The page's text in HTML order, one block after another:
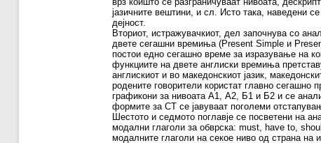
јазичните вештини, и сл. Исто така, наведени
дејност.
Вториот, истражувачкиот, дел започнува со
двете сегашни времиња (Present Simple и
постои едно сегашно време за изразување на
функциите на двете англиски времиња
англискиот и во македонскиот јазик,
родените говорители користат главно
графикони за нивоата А1, А2, Б1 и Б2 и се
формите за СТ се јавуваат поголеми
Шестото и седмото поглавје се посветени на
модални глаголи за обврска: must, have to,
модалните глаголи на секое ниво од страна на